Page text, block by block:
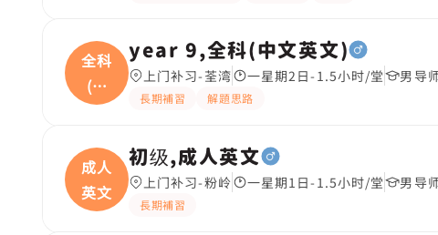
全科
(中
文
year 9,全科(中文英文)
上门补习-荃湾 一星期2日-1.5小时/堂 男导
長期補習 解題思路
成人
英文
初级,成人英文
上门补习-粉岭 一星期1日-1.5小时/堂 男导
長期補習